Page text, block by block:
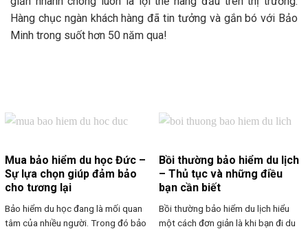
Hàng chục ngàn khách hàng đã tin tưởng và gắn bó với Bảo
Minh trong suốt hơn 50 năm qua!
Mua bảo hiểm du học Đức –
Sự lựa chọn giúp đảm bảo
cho tương lại
Bảo hiểm du học đang là mối quan
tâm của nhiều người. Trong đó bảo
Bồi thường bảo hiểm du lịch
– Thủ tục và những điều
bạn cần biết
Bồi thường bảo hiểm du lịch hiểu
một cách đơn giản là khi bạn đi du